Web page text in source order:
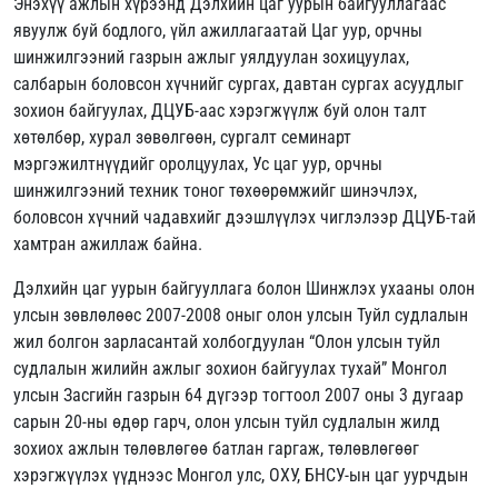
явуулж буй бодлого, үйл ажиллагаатай Цаг уур, орчны
шинжилгээний газрын ажлыг уялдуулан зохицуулах,
салбарын боловсон хүчнийг сургах, давтан сургах асуудлыг
зохион байгуулах, ДЦУБ-аас хэрэгжүүлж буй олон талт
хөтөлбөр, хурал зөвөлгөөн, сургалт семинарт
мэргэжилтнүүдийг оролцуулах, Ус цаг уур, орчны
шинжилгээний техник тоног төхөөрөмжийг шинэчлэх,
боловсон хүчний чадавхийг дээшлүүлэх чиглэлээр ДЦУБ-тай
хамтран ажиллаж байна.
Дэлхийн цаг уурын байгууллага болон Шинжлэх ухааны олон
улсын зөвлөлөөс 2007-2008 оныг олон улсын Туйл судлалын
жил болгон зарласантай холбогдуулан “Олон улсын туйл
судлалын жилийн ажлыг зохион байгуулах тухай” Монгол
улсын Засгийн газрын 64 дүгээр тогтоол 2007 оны 3 дугаар
сарын 20-ны өдөр гарч, олон улсын туйл судлалын жилд
зохиох ажлын төлөвлөгөө батлан гаргаж, төлөвлөгөөг
хэрэгжүүлэх үүднээс Монгол улс, ОХУ, БНСУ-ын цаг уурчдын